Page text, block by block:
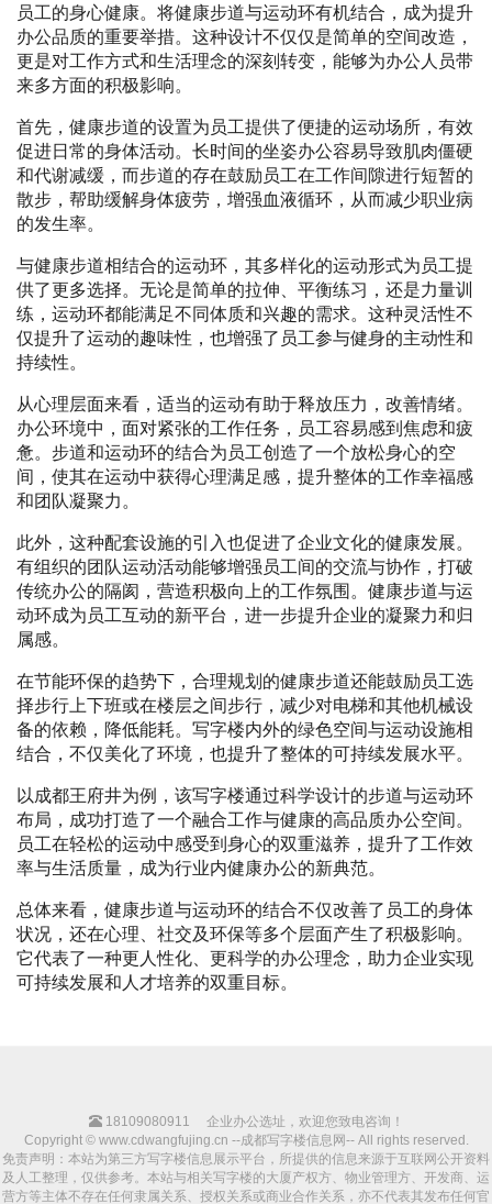
员工的身心健康。将健康步道与运动环有机结合，成为提升
办公品质的重要举措。这种设计不仅仅是简单的空间改造，
更是对工作方式和生活理念的深刻转变，能够为办公人员带
来多方面的积极影响。
首先，健康步道的设置为员工提供了便捷的运动场所，有效
促进日常的身体活动。长时间的坐姿办公容易导致肌肉僵硬
和代谢减缓，而步道的存在鼓励员工在工作间隙进行短暂的
散步，帮助缓解身体疲劳，增强血液循环，从而减少职业病
的发生率。
与健康步道相结合的运动环，其多样化的运动形式为员工提
供了更多选择。无论是简单的拉伸、平衡练习，还是力量训
练，运动环都能满足不同体质和兴趣的需求。这种灵活性不
仅提升了运动的趣味性，也增强了员工参与健身的主动性和
持续性。
从心理层面来看，适当的运动有助于释放压力，改善情绪。
办公环境中，面对紧张的工作任务，员工容易感到焦虑和疲
惫。步道和运动环的结合为员工创造了一个放松身心的空
间，使其在运动中获得心理满足感，提升整体的工作幸福感
和团队凝聚力。
此外，这种配套设施的引入也促进了企业文化的健康发展。
有组织的团队运动活动能够增强员工间的交流与协作，打破
传统办公的隔阂，营造积极向上的工作氛围。健康步道与运
动环成为员工互动的新平台，进一步提升企业的凝聚力和归
属感。
在节能环保的趋势下，合理规划的健康步道还能鼓励员工选
择步行上下班或在楼层之间步行，减少对电梯和其他机械设
备的依赖，降低能耗。写字楼内外的绿色空间与运动设施相
结合，不仅美化了环境，也提升了整体的可持续发展水平。
以成都王府井为例，该写字楼通过科学设计的步道与运动环
布局，成功打造了一个融合工作与健康的高品质办公空间。
员工在轻松的运动中感受到身心的双重滋养，提升了工作效
率与生活质量，成为行业内健康办公的新典范。
总体来看，健康步道与运动环的结合不仅改善了员工的身体
状况，还在心理、社交及环保等多个层面产生了积极影响。
它代表了一种更人性化、更科学的办公理念，助力企业实现
可持续发展和人才培养的双重目标。
18109080911
企业办公选址，欢迎您致电咨询！
Copyright © www.cdwangfujing.cn --成都写字楼信息网-- All rights reserved.
免责声明：本站为第三方写字楼信息展示平台，所提供的信息来源于互联网公开资料
及人工整理，仅供参考。本站与相关写字楼的大厦产权方、物业管理方、开发商、运
营方等主体不存在任何隶属关系、授权关系或商业合作关系，亦不代表其发布任何官